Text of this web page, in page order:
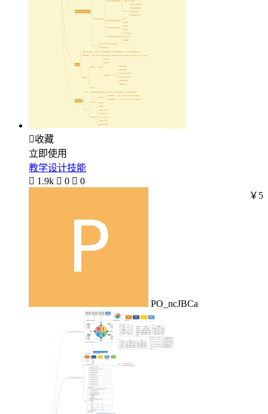
收藏
立即使用
教学设计技能
 1.9k  0  0
PO_ncJBCa
￥5